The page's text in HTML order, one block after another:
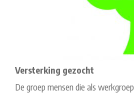
Versterking gezocht
De groep mensen die als